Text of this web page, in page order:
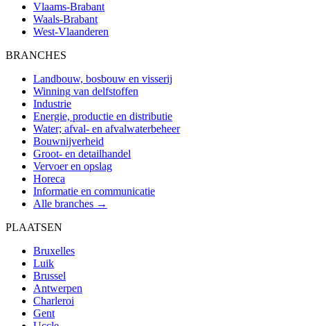
Vlaams-Brabant
Waals-Brabant
West-Vlaanderen
BRANCHES
Landbouw, bosbouw en visserij
Winning van delfstoffen
Industrie
Energie, productie en distributie
Water; afval- en afvalwaterbeheer
Bouwnijverheid
Groot- en detailhandel
Vervoer en opslag
Horeca
Informatie en communicatie
Alle branches →
PLAATSEN
Bruxelles
Luik
Brussel
Antwerpen
Charleroi
Gent